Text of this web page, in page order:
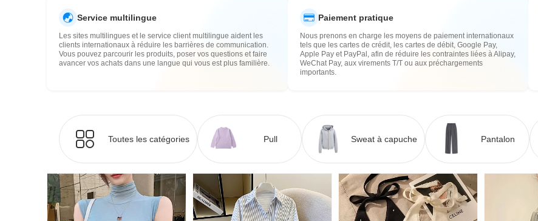
Service multilingue
Les sites multilingues et le service client multilingue aident les
clients internationaux à réduire les barrières de communication.
Vous pouvez parcourir les produits, poser vos questions et faire
avancer vos achats dans une langue qui vous est plus familière.
Paiement pratique
Nous prenons en charge les moyens de paiement internationaux
tels que les cartes de crédit, les cartes de débit, Google Pay,
Apple Pay et PayPal, afin de réduire les contraintes liées à Alipay,
WeChat Pay, aux virements T/T ou aux préchargements
importants.
Toutes les catégories Pull Sweat à capuche Pantalon